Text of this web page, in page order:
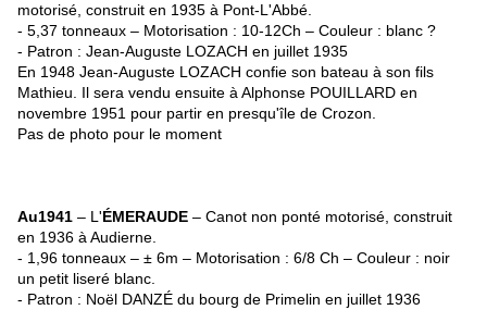
motorisé, construit en 1935 à Pont-L'Abbé.
- 5,37 tonneaux – Motorisation : 10-12Ch – Couleur : blanc ?
- Patron : Jean-Auguste LOZACH en juillet 1935
En 1948 Jean-Auguste LOZACH confie son bateau à son fils
Mathieu. Il sera vendu ensuite à Alphonse POUILLARD en
novembre 1951 pour partir en presqu'île de Crozon.
Pas de photo pour le moment
Au1941 – L'ÉMERAUDE – Canot non ponté motorisé, construit
en 1936 à Audierne.
- 1,96 tonneaux – ± 6m – Motorisation : 6/8 Ch – Couleur : noir
un petit liseré blanc.
- Patron : Noël DANZÉ du bourg de Primelin en juillet 1936